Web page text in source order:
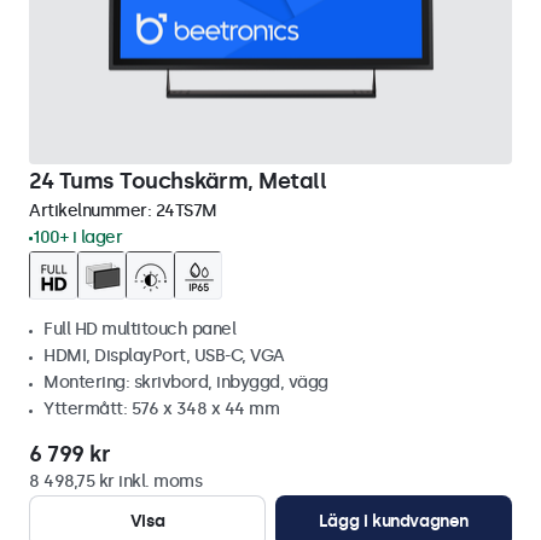
24 Tums Touchskärm, Metall
Artikelnummer: 24TS7M
100+ i lager
Full HD multitouch panel
HDMI, DisplayPort, USB-C, VGA
Montering: skrivbord, inbyggd, vägg
Yttermått: 576 x 348 x 44 mm
6 799 kr
8 498,75 kr inkl. moms
Visa
Lägg i kundvagnen